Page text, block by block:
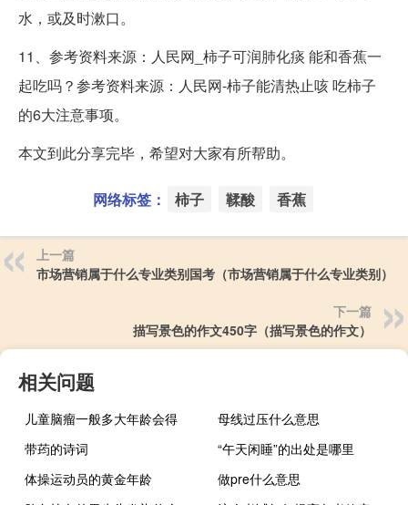
水，或及时漱口。
11、参考资料来源：人民网_柿子可润肺化痰 能和香蕉一
起吃吗？参考资料来源：人民网-柿子能清热止咳 吃柿子
的6大注意事项。
本文到此分享完毕，希望对大家有所帮助。
网络标签： 柿子 鞣酸 香蕉
上一篇
市场营销属于什么专业类别国考（市场营销属于什么专业类别）
下一篇
描写景色的作文450字（描写景色的作文）
相关问题
儿童脑瘤一般多大年龄会得
母线过压什么意思
带荺的诗词
“午天闲睡”的出处是哪里
体操运动员的黄金年龄
做pre什么意思